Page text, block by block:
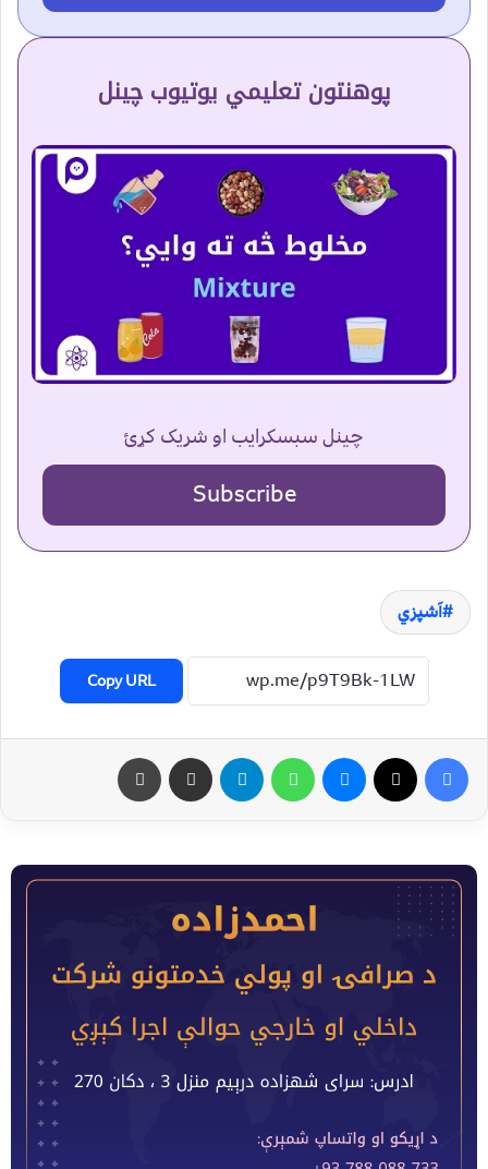
پوهنتون تعلیمي یوتیوب چینل
چینل سبسکرایب او شریک کړئ
Subscribe
آشپزي
Copy URL